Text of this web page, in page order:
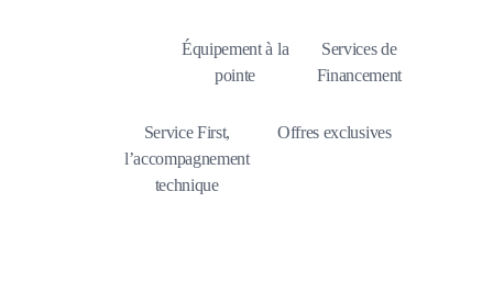
Équipement à la
pointe
Services de
Financement
Service First,
l’accompagnement
technique
Offres exclusives